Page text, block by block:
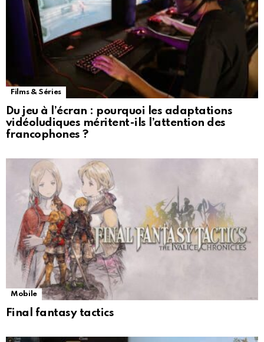
Films & Séries
Du jeu à l’écran : pourquoi les adaptations
vidéoludiques méritent-ils l’attention des
francophones ?
Mobile
Final fantasy tactics